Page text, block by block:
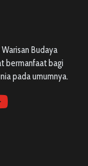
Budaya
bermanfaat bagi
pada umumnya.